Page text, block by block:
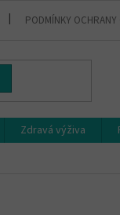
PODMÍNKY OCHRANY
Zdravá výživa